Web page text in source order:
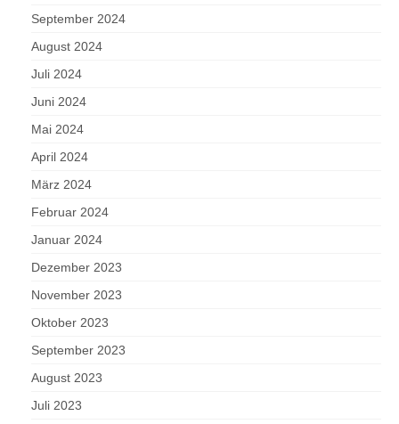
September 2024
August 2024
Juli 2024
Juni 2024
Mai 2024
April 2024
März 2024
Februar 2024
Januar 2024
Dezember 2023
November 2023
Oktober 2023
September 2023
August 2023
Juli 2023